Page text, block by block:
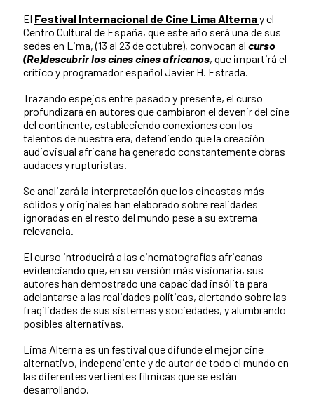
El Festival Internacional de Cine Lima Alternay el
Centro Cultural de España, que este año será una de sus
sedes en Lima, (13 al 23 de octubre), convocan al curso
(Re)descubrir los cines cines africanos, que impartirá el
crítico y programador español Javier H. Estrada.
Trazando espejos entre pasado y presente, el curso
profundizará en autores que cambiaron el devenir del cine
del continente, estableciendo conexiones con los
talentos de nuestra era, defendiendo que la creación
audiovisual africana ha generado constantemente obras
audaces y rupturistas.
Se analizará la interpretación que los cineastas más
sólidos y originales han elaborado sobre realidades
ignoradas en el resto del mundo pese a su extrema
relevancia.
El curso introducirá a las cinematografías africanas
evidenciando que, en su versión más visionaria, sus
autores han demostrado una capacidad insólita para
adelantarse a las realidades políticas, alertando sobre las
fragilidades de sus sistemas y sociedades, y alumbrando
posibles alternativas.
Lima Alterna es un festival que difunde el mejor cine
alternativo, independiente y de autor de todo el mundo en
las diferentes vertientes fílmicas que se están
desarrollando.